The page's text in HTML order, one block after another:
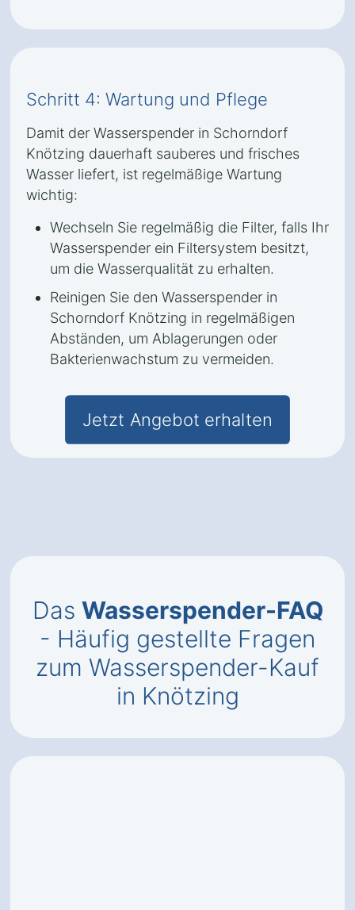
Schritt 4: Wartung und Pflege
Damit der Wasserspender in Schorndorf
Knötzing dauerhaft sauberes und frisches
Wasser liefert, ist regelmäßige Wartung
wichtig:
Wechseln Sie regelmäßig die Filter, falls Ihr
Wasserspender ein Filtersystem besitzt,
um die Wasserqualität zu erhalten.
Reinigen Sie den Wasserspender in
Schorndorf Knötzing in regelmäßigen
Abständen, um Ablagerungen oder
Bakterienwachstum zu vermeiden.
Jetzt Angebot erhalten
Das Wasserspender-FAQ
- Häufig gestellte Fragen
zum Wasserspender-Kauf
in Knötzing